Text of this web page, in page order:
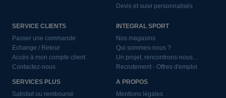
Devis et suivi personnalisés
SERVICE CLIENTS
Passer une commande
Echange / Retour
Accès à mon compte client
Contactez-nous
SERVICES PLUS
Satisfait ou remboursé
INTEGRAL SPORT
Nos magasins
Qui sommes-nous ?
Un projet, rencontrons-nous...
Recrutement - Offres d'emploi
A PROPOS
Mentions légales